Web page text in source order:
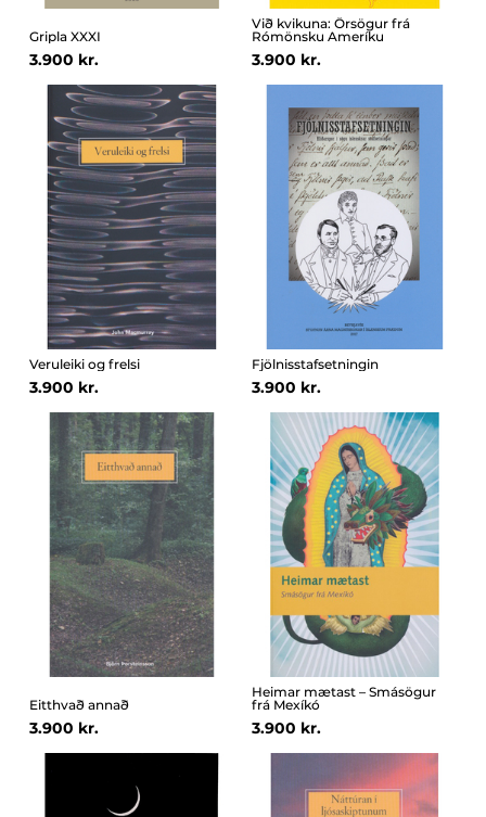
Gripla XXXI
3.900 kr.
Við kvikuna: Örsögur frá
Rómönsku Ameríku
3.900 kr.
Veruleiki og frelsi
3.900 kr.
Fjölnisstafsetningin
3.900 kr.
Eitthvað annað
3.900 kr.
Heimar mætast – Smásögur
frá Mexíkó
3.900 kr.